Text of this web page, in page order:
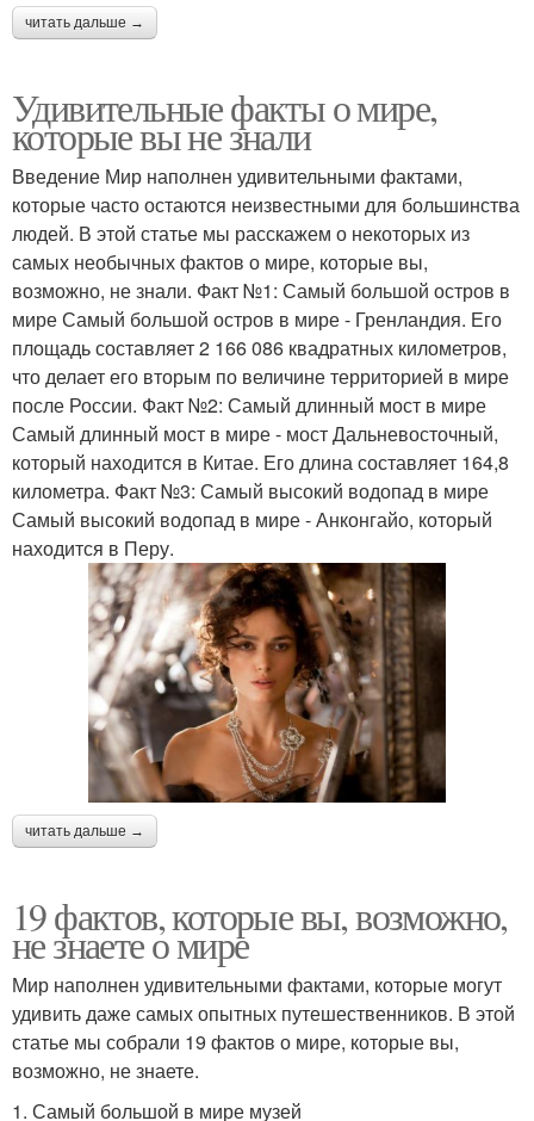
читать дальше →
Удивительные факты о мире,
которые вы не знали
Введение Мир наполнен удивительными фактами,
которые часто остаются неизвестными для большинства
людей. В этой статье мы расскажем о некоторых из
самых необычных фактов о мире, которые вы,
возможно, не знали. Факт №1: Самый большой остров в
мире Самый большой остров в мире - Гренландия. Его
площадь составляет 2 166 086 квадратных километров,
что делает его вторым по величине территорией в мире
после России. Факт №2: Самый длинный мост в мире
Самый длинный мост в мире - мост Дальневосточный,
который находится в Китае. Его длина составляет 164,8
километра. Факт №3: Самый высокий водопад в мире
Самый высокий водопад в мире - Анконгайо, который
находится в Перу.
читать дальше →
19 фактов, которые вы, возможно,
не знаете о мире
Мир наполнен удивительными фактами, которые могут
удивить даже самых опытных путешественников. В этой
статье мы собрали 19 фактов о мире, которые вы,
возможно, не знаете.
1. Самый большой в мире музей